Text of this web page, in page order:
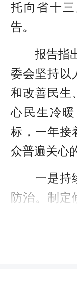
托向省十
告。
报告指出
委会坚持以
和改善民生
心民生冷
标，一年接
众普遍关心
一是持续
防治。制定
污染防治
林公园管